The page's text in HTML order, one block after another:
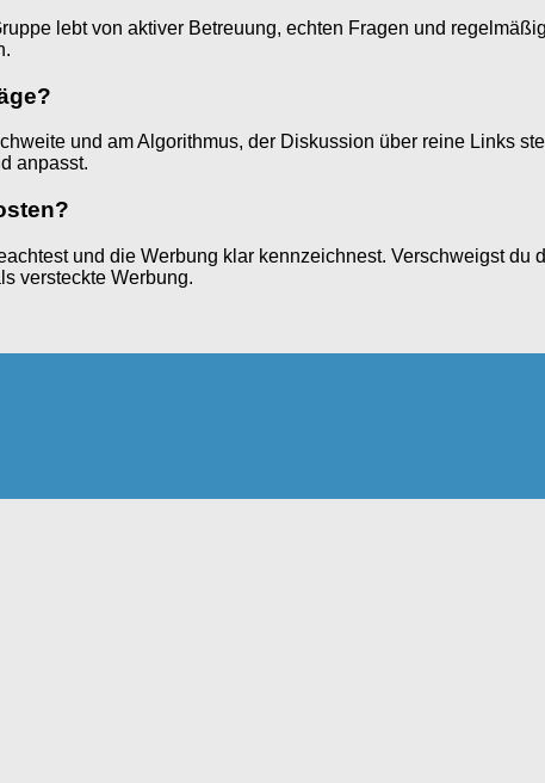
lebt von aktiver Betreuung, echten Fragen und
und am Algorithmus, der Diskussion über reine Links
anpasst.
und die Werbung klar kennzeichnest. Verschweigst du
versteckte Werbung.